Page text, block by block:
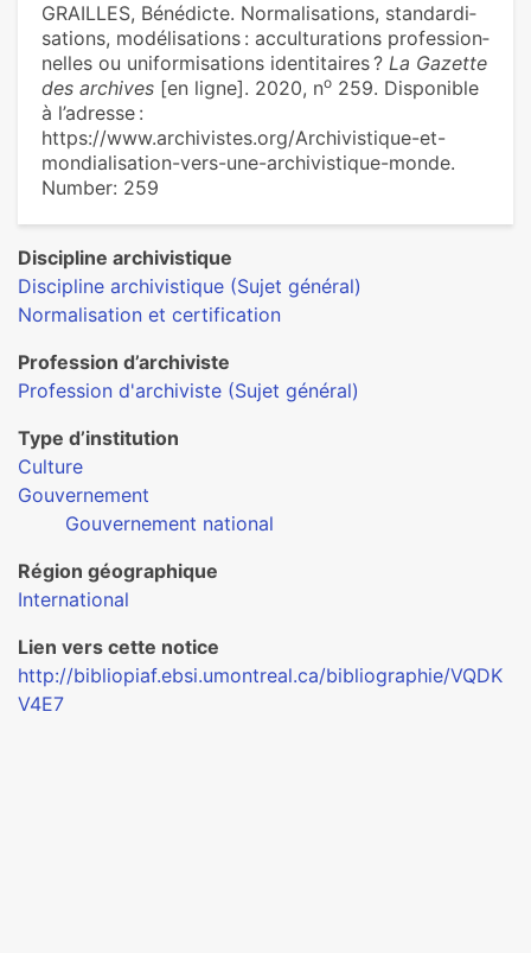
GRAILLES, Bénédicte. Normalisations, stan­dar­di­
sa­tions, modé­li­sa­tions : accultu­ra­tions pro­fes­sion­
nel­les ou uni­for­mi­sa­tions iden­ti­tai­res ? La Gazette
des archives [en ligne]. 2020, no 259. Disponible
à l’adresse :
https://www.archivistes.org/Archivistique-et-
mondialisation-vers-une-archivistique-monde.
Number: 259
Discipline archivistique
Discipline archivistique (Sujet général)
Normalisation et certification
Profession d’archiviste
Profession d'archiviste (Sujet général)
Type d’institution
Culture
Gouvernement
Gouvernement national
Région géographique
International
Lien vers cette notice
http://bibliopiaf.ebsi.umontreal.ca/bibliographie/VQDK
V4E7